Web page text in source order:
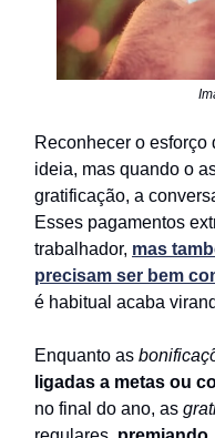
Reconhecer o esforço
ideia, mas quando o
gratificação, a
Esses pagamentos
trabalhador, mas
precisam ser bem
é habitual acaba
Enquanto as
ligadas a metas ou
no final do ano, as